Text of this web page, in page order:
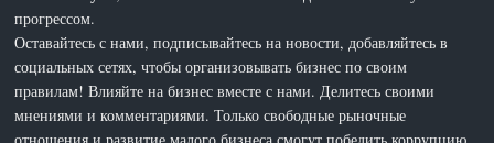
прогрессом.
Оставайтесь с нами, подписывайтесь на новости, добавляйтесь в
социальных сетях, чтобы организовывать бизнес по своим
правилам! Влияйте на бизнес вместе с нами. Делитесь своими
мнениями и комментариями. Только свободные рыночные
отношения и развитие малого бизнеса смогут победить коррупцию,